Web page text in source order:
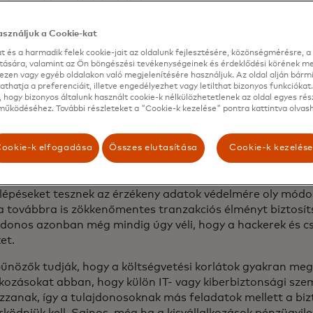
vagy támadást észleltek.
egyre inkább tisztában vannak az őket
veszélyekkel, sokan még mindig sebezhetőnek
a Mastercard európai szolgáltatásokért
"Egyszerű, hatékony megoldásokat keresnek, amelyek
anélkül, hogy túlságosan bonyolultak lennének.
partnert keresnek - olyat, aki lehetővé teszi számukra,
és ügyfeleik nyugodt kiszolgálására.".
a Mastercard 50 millió kisvállalkozásnak segített
fizetést kapjon, tőkéhez jusson és digitalizálja
tesznek az érzékeny adatok védelmére oly
továbbra is zökkenőmentes tranzakciós élményt
azonban még mindig úgy véli, hogy a hackerek és
tudják, hogy a költségvetési korlátok gyakran
abban, hogy külön IT- vagy kiberbiztonsági
így a tulajdonosoknak más feladatok mellett a
a Cookie-kat
és a harmadik felek cookie-jait az oldalunk fejlesztésére, közönségmérésre,
valamint az Ön böngészési tevékenységeinek és érdeklődési körének
vagy egyéb oldalakon való megjelenítésére használjuk. Az oldal alján
a preferenciáit, illetve engedélyezhet vagy letilthat bizonyos funkciókat.
hogy bizonyos általunk használt cookie-k nélkülözhetetlenek az oldal egyes
További részleteket a "Cookie-k kezelése" pontra kattintva
k elfogadása Összes elutasítása Cookie-k kezelése